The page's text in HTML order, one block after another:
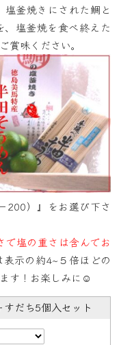
釜焼きにされた鯛と
塩釜焼を食べ終えた
賞味ください。
200）』をお選び下さ
で塩の重さは含んでお
示の約4~５倍ほどの
す！お楽しみに☺
だち5個入セット